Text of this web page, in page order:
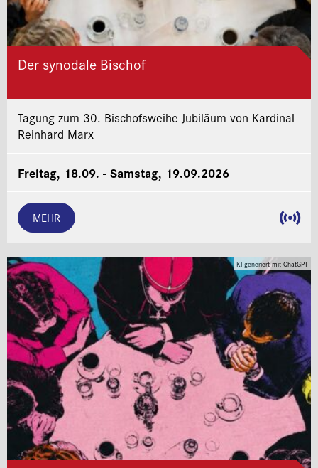
Der synodale Bischof
Tagung zum 30. Bischofsweihe-Jubiläum von Kardinal
Reinhard Marx
Freitag, 18.09. - Samstag, 19.09.2026
MEHR
KI-generiert mit ChatGPT